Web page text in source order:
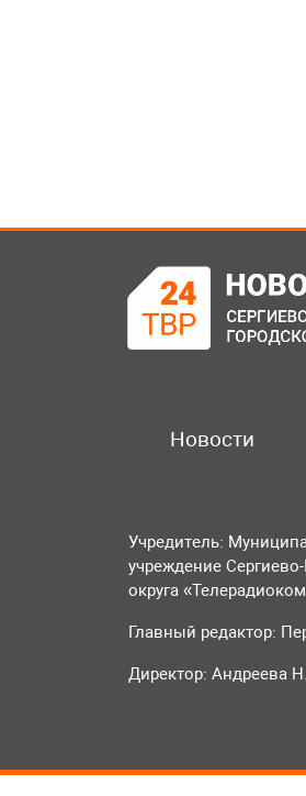
Новости
Учредитель:
учреждение
округа
Главный редактор:
Директор: Андреева